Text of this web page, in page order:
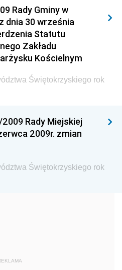
Spraw Wewnętrznych i
Transportu
Budownictwa
Nauki i Szkolnictwa
Urzędu Miar
Rolnictwa i Rozwoju Wsi
Edukacji i Nauki
Rady Gminy w
dnia 30 września
Statutu
Zakładu
Kościelnym
Świętokrzyskiego rok
Rady Miejskiej
2009r. zmian
Świętokrzyskiego rok